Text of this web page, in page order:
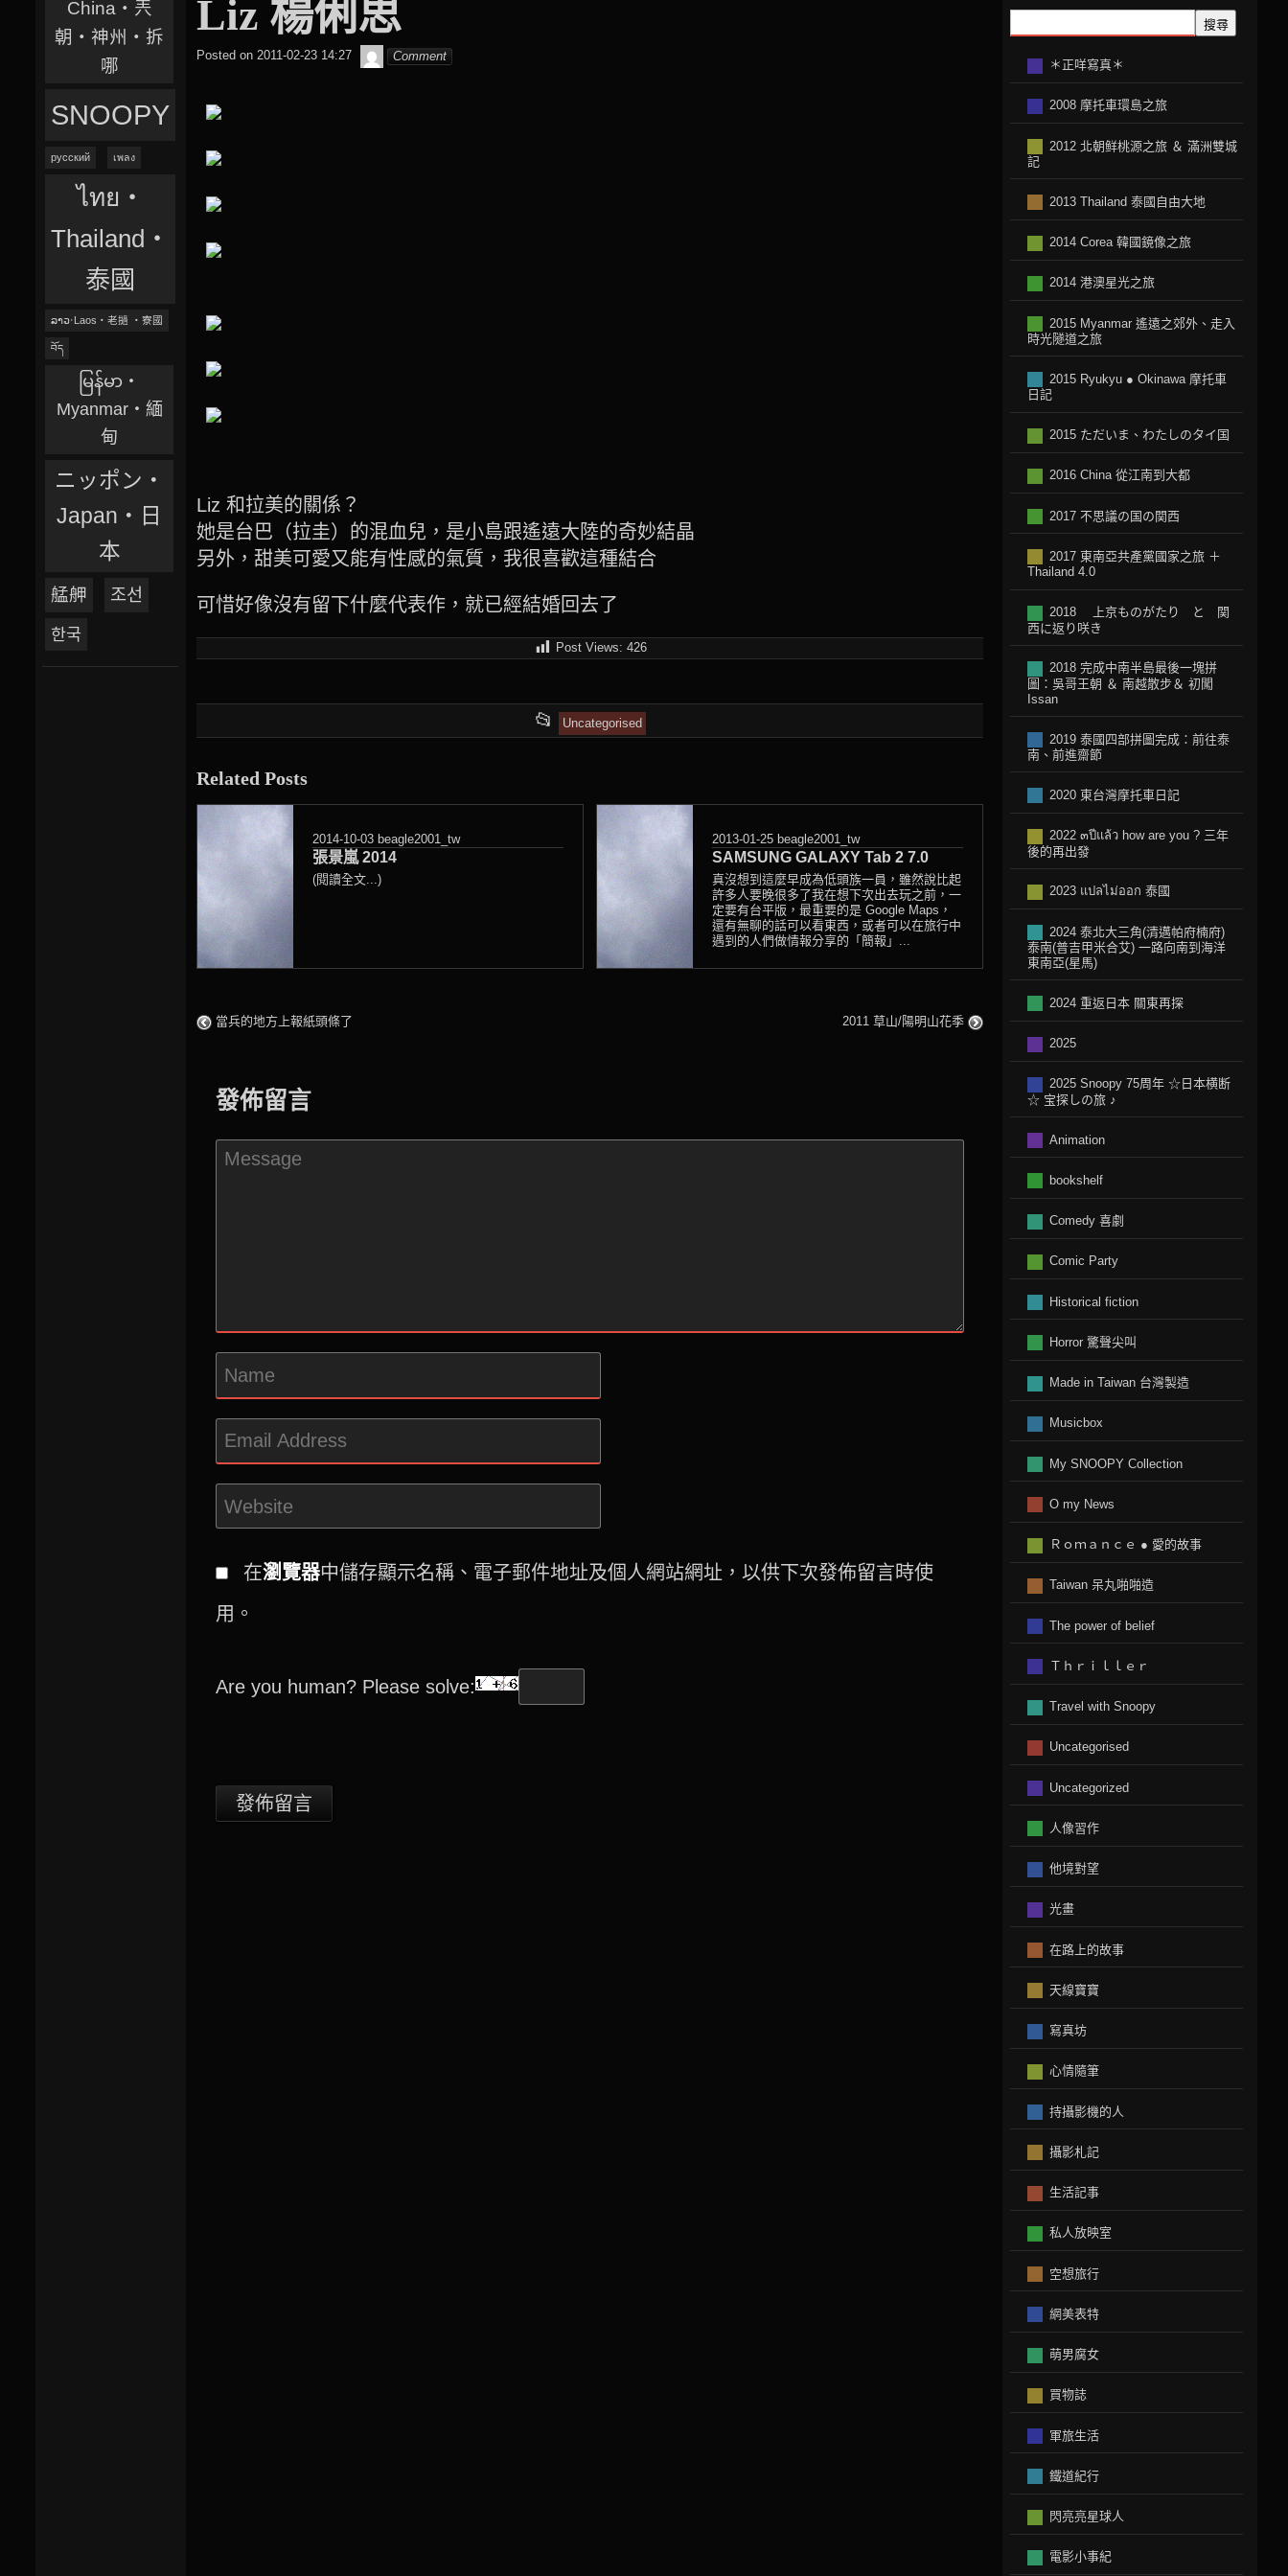
Liz 楊俐思
Posted on 2011-02-23 14:27 beagle2001_tw
Comment
Liz 和拉美的關係？
她是台巴（拉圭）的混血兒，是小島跟遙遠大陸的奇妙結晶
另外，甜美可愛又能有性感的氣質，我很喜歡這種結合
可惜好像沒有留下什麼代表作，就已經結婚回去了
Post Views: 426
📂 This
posted
in
Uncategorised
Related Posts
2014-10-03 beagle2001_tw
張景嵐 2014
(閱讀全文...)
2013-01-25 beagle2001_tw
SAMSUNG GALAXY Tab 2 7.0
真沒想到這麼早成為低頭族一員，雖然說比起
許多人要晚很多了我在想下次出去玩之前，一
定要有台平版，最重要的是 Google Maps，
還有無聊的話可以看東西，或者可以在旅行中
遇到的人們做情報分享的「簡報」...
當兵的地方上報紙頭條了 2011 草山/陽明山花季
發佈留言
在瀏覽器中儲存顯示名稱、電子郵件地址及個人網站網址，以供下次發佈留言時使
用。
Are you human? Please solve:
搜尋
＊正咩寫真＊
2008 摩托車環島之旅
2012 北朝鲜桃源之旅 ＆ 滿洲雙城
記
2013 Thailand 泰國自由大地
2014 Corea 韓國鏡像之旅
2014 港澳星光之旅
2015 Myanmar 遙遠之郊外、走入
時光隧道之旅
2015 Ryukyu ● Okinawa 摩托車
日記
2015 ただいま、わたしのタイ国
2016 China 從江南到大都
2017 不思議の国の関西
2017 東南亞共產黨國家之旅 ＋
Thailand 4.0
2018 上京ものがたり と 関
西に返り咲き
2018 完成中南半島最後一塊拼
圖：吳哥王朝 ＆ 南越散步＆ 初闖
Issan
2019 泰國四部拼圖完成：前往泰
南、前進齋節
2020 東台灣摩托車日記
2022 ๓ปีแล้ว how are you ? 三年
後的再出發
2023 แปลไม่ออก 泰國
2024 泰北大三角(清邁帕府楠府)
泰南(普吉甲米合艾) 一路向南到海洋
東南亞(星馬)
2024 重返日本 關東再探
2025
2025 Snoopy 75周年 ☆日本横断
☆ 宝探しの旅 ♪
Animation
bookshelf
Comedy 喜劇
Comic Party
Historical fiction
Horror 驚聲尖叫
Made in Taiwan 台灣製造
Musicbox
My SNOOPY Collection
O my News
Ｒｏｍａｎｃｅ ● 愛的故事
Taiwan 呆丸啪啪造
The power of belief
Ｔｈｒｉｌｌｅｒ
Travel with Snoopy
Uncategorised
Uncategorized
人像習作
他境對望
光畫
在路上的故事
天線寶寶
寫真坊
心情隨筆
持攝影機的人
攝影札記
生活記事
私人放映室
空想旅行
網美表特
萌男腐女
買物誌
軍旅生活
鐵道紀行
閃亮亮星球人
電影小事紀
China‧兲
朝‧神州‧拆
哪
SNOOPY
русский เพลง
ไทย‧
Thailand‧
泰國
ລາວ‧Laos‧老撾 ‧寮國
བོད
မြန်မာ‧
Myanmar‧緬
甸
ニッポン‧
Japan‧日
本
艋舺 조선
한국